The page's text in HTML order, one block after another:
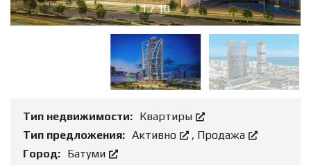
1/10
Тип недвижимости: Квартиры
Тип предложения: Активно , Продажа
Город: Батуми